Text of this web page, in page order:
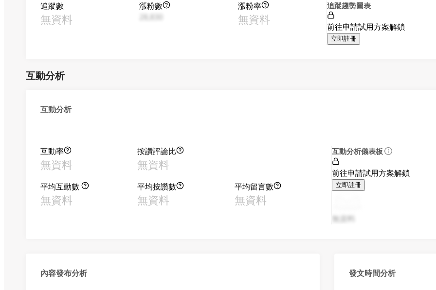
追蹤數
無資料
漲粉數
漲粉率
無資料
追蹤趨勢圖表
前往申請試用方案解鎖
立即註冊
互動分析
互動分析
互動率
無資料
按讚評論比
無資料
平均互動數
無資料
平均按讚數
無資料
平均留言數
無資料
互動分析儀表板
前往申請試用方案解鎖
立即註冊
無資料
內容發布分析 發文時間分析